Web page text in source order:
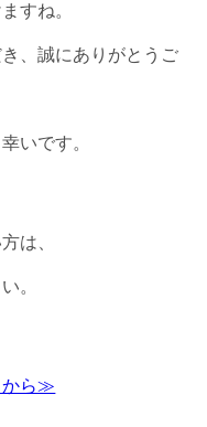
すね。
、誠にありがとうご
いです。
は、
。
から≫